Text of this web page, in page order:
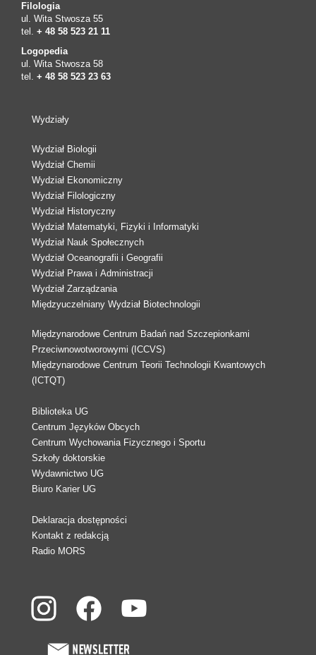
Filologia
ul. Wita Stwosza 55
tel. + 48 58 523 21 11
Logopedia
ul. Wita Stwosza 58
tel. + 48 58 523 23 63
Wydziały
Wydział Biologii
Wydział Chemii
Wydział Ekonomiczny
Wydział Filologiczny
Wydział Historyczny
Wydział Matematyki, Fizyki i Informatyki
Wydział Nauk Społecznych
Wydział Oceanografii i Geografii
Wydział Prawa i Administracji
Wydział Zarządzania
Międzyuczelniany Wydział Biotechnologii
Międzynarodowe Centrum Badań nad Szczepionkami
Przeciwnowotworowymi (ICCVS)
Międzynarodowe Centrum Teorii Technologii Kwantowych
(ICTQT)
Biblioteka UG
Centrum Języków Obcych
Centrum Wychowania Fizycznego i Sportu
Szkoły doktorskie
Wydawnictwo UG
Biuro Karier UG
Deklaracja dostępności
Kontakt z redakcją
Radio MORS